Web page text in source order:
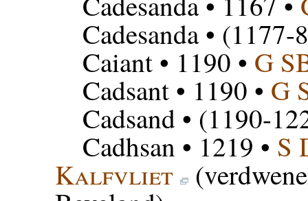
Cadesanda• (1177-
Caiant• 1190 • G
Cadsant• 1190 • G
Cadsand• (1190-
Cadhsan • 1219 • S
Kalfvliet